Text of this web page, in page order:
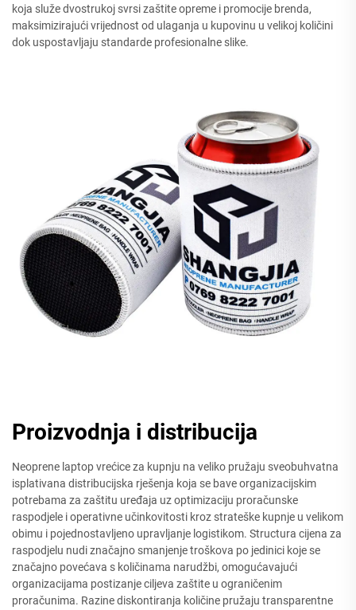
koja služe dvostrukoj svrsi zaštite opreme i promocije brenda,
maksimizirajući vrijednost od ulaganja u kupovinu u velikoj količini
dok uspostavljaju standarde profesionalne slike.
Proizvodnja i distribucija
Neoprene laptop vrećice za kupnju na veliko pružaju sveobuhvatna
isplativana distribucijska rješenja koja se bave organizacijskim
potrebama za zaštitu uređaja uz optimizaciju proračunske
raspodjele i operativne učinkovitosti kroz strateške kupnje u velikom
obimu i pojednostavljeno upravljanje logistikom. Structura cijena za
raspodjelu nudi značajno smanjenje troškova po jedinici koje se
značajno povećava s količinama narudžbi, omogućavajući
organizacijama postizanje ciljeva zaštite u ograničenim
proračunima. Razine diskontiranja količine pružaju transparentne